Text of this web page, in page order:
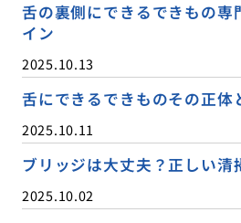
舌の裏側にできるできもの専
イン
2025.10.13
舌にできるできものその正体
2025.10.11
ブリッジは大丈夫？正しい清
2025.10.02